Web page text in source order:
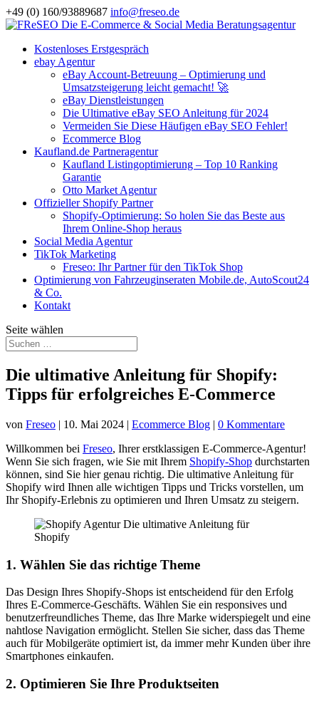
+49 (0) 160/93889687 info@freseo.de
Kostenloses Erstgespräch
ebay Agentur
eBay Account-Betreuung – Optimierung und
Umsatzsteigerung leicht gemacht! 🚀
eBay Dienstleistungen
Die Ultimative eBay SEO Anleitung für 2024
Vermeiden Sie Diese Häufigen eBay SEO Fehler!
Ecommerce Blog
Kaufland.de Partneragentur
Kaufland Listingoptimierung – Top 10 Ranking
Garantie
Otto Market Agentur
Offizieller Shopify Partner
Shopify-Optimierung: So holen Sie das Beste aus
Ihrem Online-Shop heraus
Social Media Agentur
TikTok Marketing
Freseo: Ihr Partner für den TikTok Shop
Optimierung von Fahrzeuginseraten Mobile.de, AutoScout24
& Co.
Kontakt
Seite wählen
Die ultimative Anleitung für Shopify:
Tipps für erfolgreiches E-Commerce
von Freseo | 10. Mai 2024 | Ecommerce Blog | 0 Kommentare
Willkommen bei Freseo, Ihrer erstklassigen E-Commerce-Agentur!
Wenn Sie sich fragen, wie Sie mit Ihrem Shopify-Shop durchstarten
können, sind Sie hier genau richtig. Die ultimative Anleitung für
Shopify wird Ihnen alle wichtigen Tipps und Tricks vorstellen, um
Ihr Shopify-Erlebnis zu optimieren und Ihren Umsatz zu steigern.
1. Wählen Sie das richtige Theme
Das Design Ihres Shopify-Shops ist entscheidend für den Erfolg
Ihres E-Commerce-Geschäfts. Wählen Sie ein responsives und
benutzerfreundliches Theme, das Ihre Marke widerspiegelt und eine
nahtlose Navigation ermöglicht. Stellen Sie sicher, dass das Theme
auch für Mobilgeräte optimiert ist, da immer mehr Kunden über ihre
Smartphones einkaufen.
2. Optimieren Sie Ihre Produktseiten